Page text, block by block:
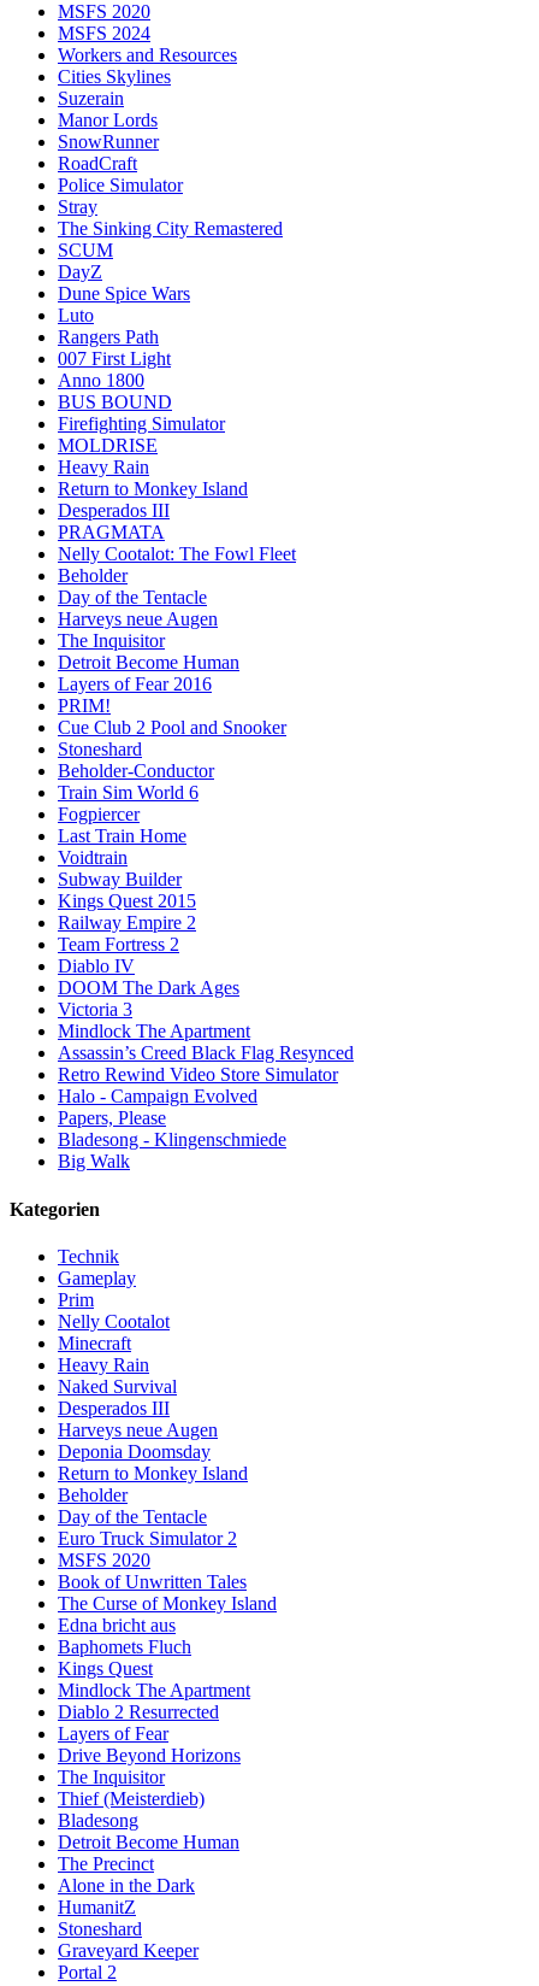
MSFS 2020
MSFS 2024
Workers and Resources
Cities Skylines
Suzerain
Manor Lords
SnowRunner
RoadCraft
Police Simulator
Stray
The Sinking City Remastered
SCUM
DayZ
Dune Spice Wars
Luto
Rangers Path
007 First Light
Anno 1800
BUS BOUND
Firefighting Simulator
MOLDRISE
Heavy Rain
Return to Monkey Island
Desperados III
PRAGMATA
Nelly Cootalot: The Fowl Fleet
Beholder
Day of the Tentacle
Harveys neue Augen
The Inquisitor
Detroit Become Human
Layers of Fear 2016
PRIM!
Cue Club 2 Pool and Snooker
Stoneshard
Beholder-Conductor
Train Sim World 6
Fogpiercer
Last Train Home
Voidtrain
Subway Builder
Kings Quest 2015
Railway Empire 2
Team Fortress 2
Diablo IV
DOOM The Dark Ages
Victoria 3
Mindlock The Apartment
Assassin’s Creed Black Flag Resynced
Retro Rewind Video Store Simulator
Halo - Campaign Evolved
Papers, Please
Bladesong - Klingenschmiede
Big Walk
Kategorien
Technik
Gameplay
Prim
Nelly Cootalot
Minecraft
Heavy Rain
Naked Survival
Desperados III
Harveys neue Augen
Deponia Doomsday
Return to Monkey Island
Beholder
Day of the Tentacle
Euro Truck Simulator 2
MSFS 2020
Book of Unwritten Tales
The Curse of Monkey Island
Edna bricht aus
Baphomets Fluch
Kings Quest
Mindlock The Apartment
Diablo 2 Resurrected
Layers of Fear
Drive Beyond Horizons
The Inquisitor
Thief (Meisterdieb)
Bladesong
Detroit Become Human
The Precinct
Alone in the Dark
HumanitZ
Stoneshard
Graveyard Keeper
Portal 2